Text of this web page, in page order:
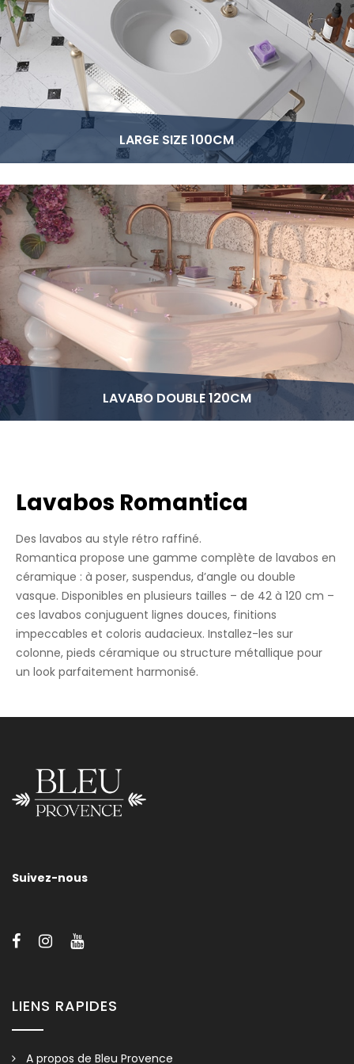
LARGE SIZE 100CM
LAVABO DOUBLE 120CM
Lavabo À Poser 40cm
Nous vous invitons à nous contacter pour tout renseignement
Lavabos Romantica
Des lavabos au style rétro raffiné.
Romantica propose une gamme complète de lavabos en
céramique : à poser, suspendus, d’angle ou double
vasque. Disponibles en plusieurs tailles – de 42 à 120 cm –
ces lavabos conjuguent lignes douces, finitions
impeccables et coloris audacieux. Installez-les sur
colonne, pieds céramique ou structure métallique pour
un look parfaitement harmonisé.
Suivez-nous
LIENS RAPIDES
A propos de Bleu Provence